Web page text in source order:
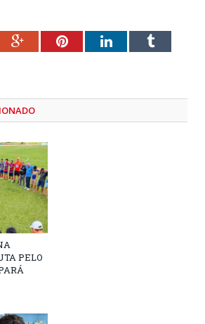
Google+PinterestLinkedInTumblr
PELO